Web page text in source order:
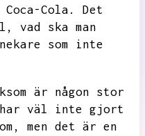
Cola.
Det
vad ska man
som inte
är någon stor
har väl inte gjort
men det är en